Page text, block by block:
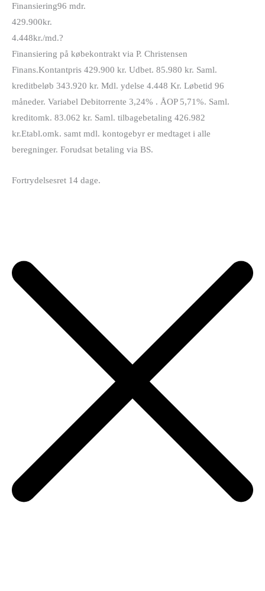
Finansiering96 mdr.
429.900kr.
4.448kr./md.?
Finansiering på købekontrakt via P. Christensen
Finans.Kontantpris 429.900 kr. Udbet. 85.980 kr. Saml.
kreditbeløb 343.920 kr. Mdl. ydelse 4.448 Kr. Løbetid 96
måneder. Variabel Debitorrente 3,24% . ÅOP 5,71%. Saml.
kreditomk. 83.062 kr. Saml. tilbagebetaling 426.982
kr.Etabl.omk. samt mdl. kontogebyr er medtaget i alle
beregninger. Forudsat betaling via BS.
Fortrydelsesret 14 dage.